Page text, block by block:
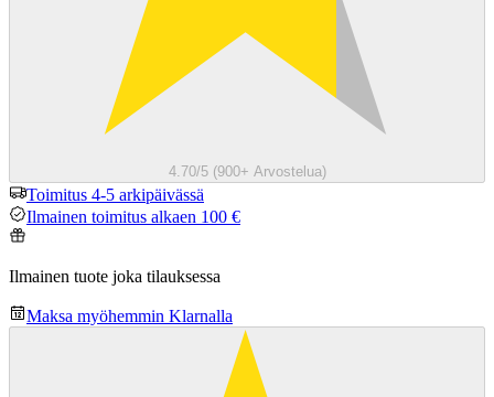
4.70/5 (900+ Arvostelua)
Toimitus 4-5 arkipäivässä
Ilmainen toimitus alkaen 100 €
Ilmainen tuote joka tilauksessa
Maksa myöhemmin Klarnalla